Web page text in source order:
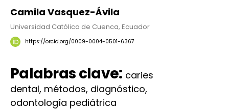
Camila Vasquez-Ávila
Universidad Católica de Cuenca, Ecuador
https://orcid.org/0009-0004-0501-6367
Palabras clave: caries
dental, métodos, diagnóstico,
odontología pediátrica